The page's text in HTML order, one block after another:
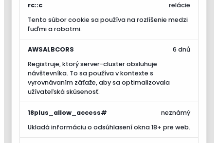
rc::c
Tento súbor cookie sa používa na rozlíšenie medzi
ľuďmi a robotmi.
relácie
AWSALBCORS
Registruje, ktorý server-cluster obsluhuje
návštevníka. To sa používa v kontexte s
vyrovnávaním záťaže, aby sa optimalizovala
užívateľská skúsenosť.
6 dnů
18plus_allow_access#
Ukladá informáciu o odsúhlasení okna 18+ pre web.
neznámý